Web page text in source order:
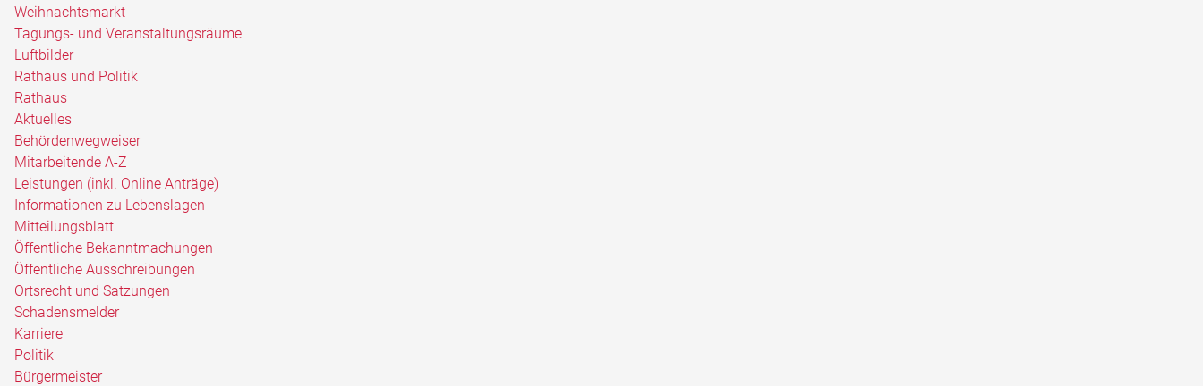
Weihnachtsmarkt
Tagungs- und Veranstaltungsräume
Luftbilder
Rathaus und Politik
Rathaus
Aktuelles
Behördenwegweiser
Mitarbeitende A-Z
Leistungen (inkl. Online Anträge)
Informationen zu Lebenslagen
Mitteilungsblatt
Öffentliche Bekanntmachungen
Öffentliche Ausschreibungen
Ortsrecht und Satzungen
Schadensmelder
Karriere
Politik
Bürgermeister